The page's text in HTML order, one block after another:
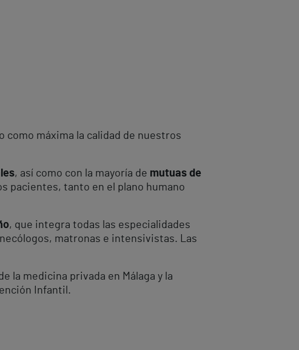
como máxima la calidad de nuestros
, así como con la mayoría de mutuas de
pacientes, tanto en el plano humano
, que integra todas las especialidades
matronas e intensivistas. Las
la medicina privada en Málaga y la
Infantil.